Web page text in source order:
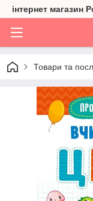
інтернет магазин
Товари та